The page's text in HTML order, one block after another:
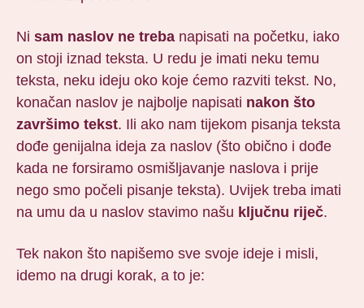
Ni sam naslov ne treba napisati na početku, iako
on stoji iznad teksta. U redu je imati neku temu
teksta, neku ideju oko koje ćemo razviti tekst. No,
konačan naslov je najbolje napisati nakon što
završimo tekst. Ili ako nam tijekom pisanja teksta
dođe genijalna ideja za naslov (što obično i dođe
kada ne forsiramo osmišljavanje naslova i prije
nego smo počeli pisanje teksta). Uvijek treba imati
na umu da u naslov stavimo našu ključnu riječ.
Tek nakon što napišemo sve svoje ideje i misli,
idemo na drugi korak, a to je: